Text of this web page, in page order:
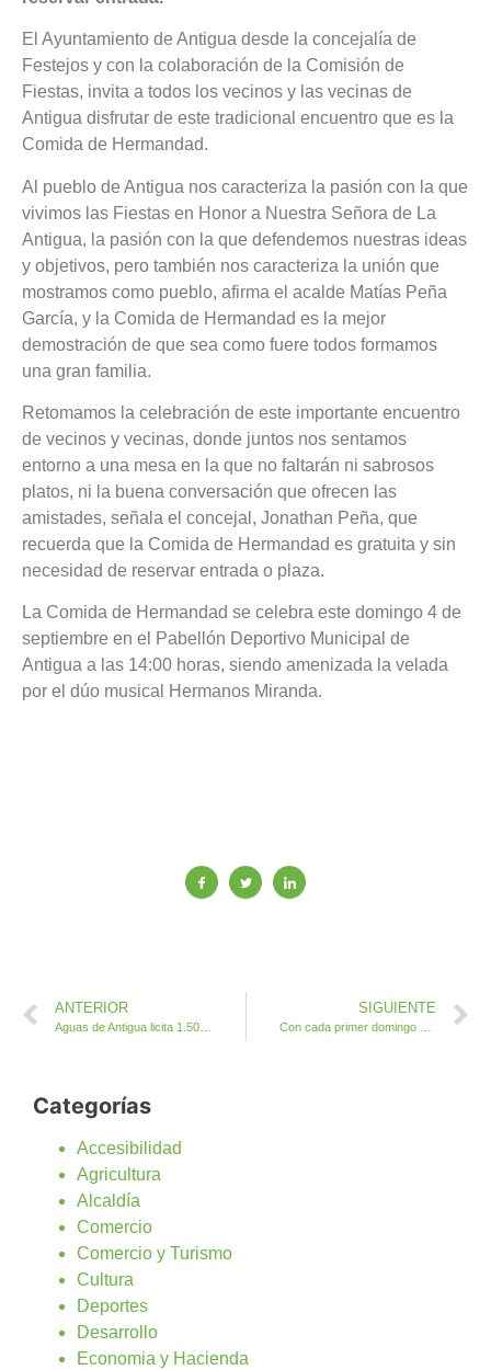
El Ayuntamiento de Antigua desde la concejalía de
Festejos y con la colaboración de la Comisión de
Fiestas, invita a todos los vecinos y las vecinas de
Antigua disfrutar de este tradicional encuentro que es la
Comida de Hermandad.
Al pueblo de Antigua nos caracteriza la pasión con la que
vivimos las Fiestas en Honor a Nuestra Señora de La
Antigua, la pasión con la que defendemos nuestras ideas
y objetivos, pero también nos caracteriza la unión que
mostramos como pueblo, afirma el acalde Matías Peña
García, y la Comida de Hermandad es la mejor
demostración de que sea como fuere todos formamos
una gran familia.
Retomamos la celebración de este importante encuentro
de vecinos y vecinas, donde juntos nos sentamos
entorno a una mesa en la que no faltarán ni sabrosos
platos, ni la buena conversación que ofrecen las
amistades, señala el concejal, Jonathan Peña, que
recuerda que la Comida de Hermandad es gratuita y sin
necesidad de reservar entrada o plaza.
La Comida de Hermandad se celebra este domingo 4 de
septiembre en el Pabellón Deportivo Municipal de
Antigua a las 14:00 horas, siendo amenizada la velada
por el dúo musical Hermanos Miranda.
ANTERIOR SIGUIENTE
Categorías
Accesibilidad
Agricultura
Alcaldía
Comercio
Comercio y Turismo
Cultura
Deportes
Desarrollo
Economia y Hacienda